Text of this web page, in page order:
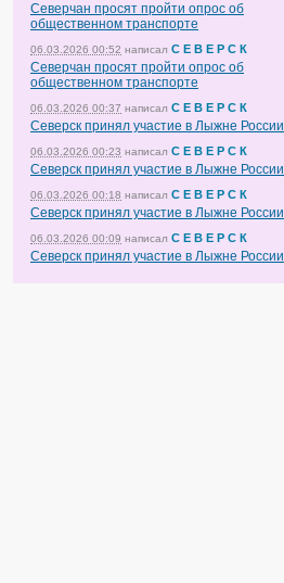
Северчан просят пройти опрос об
общественном транспорте
06.03.2026 00:52 написал С Е В Е Р С К
Северчан просят пройти опрос об
общественном транспорте
06.03.2026 00:37 написал С Е В Е Р С К
Северск принял участие в Лыжне России
06.03.2026 00:23 написал С Е В Е Р С К
Северск принял участие в Лыжне России
06.03.2026 00:18 написал С Е В Е Р С К
Северск принял участие в Лыжне России
06.03.2026 00:09 написал С Е В Е Р С К
Северск принял участие в Лыжне России